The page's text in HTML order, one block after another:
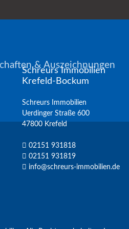
& Auszeichnungen
Schreurs Immobilien
Krefeld-Bockum
Schreurs Immobilien
Uerdinger Straße 600
47800 Krefeld
02151 931818
02151 931819
info@schreurs-immobilien.de